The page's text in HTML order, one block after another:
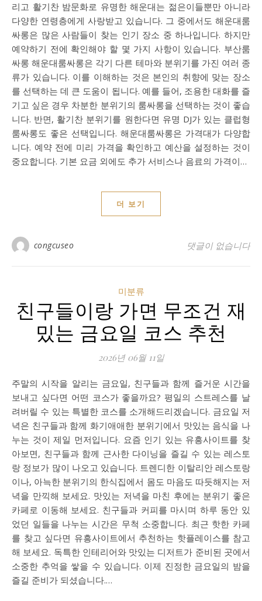
리고 활기찬 밤문화로 유명한 해운대는 젊은이들뿐만 아니라
다양한 연령층에게 사랑받고 있습니다. 그 중에서도 해운대룸
싸롱은 많은 사람들이 찾는 인기 장소 중 하나입니다. 하지만
예약하기 전에 확인해야 할 몇 가지 사항이 있습니다. 부산룸
싸롱 해운대룸싸롱은 각기 다른 테마와 분위기를 가진 여러 종
류가 있습니다. 이를 이해하는 것은 본인의 취향에 맞는 장소
를 선택하는 데 큰 도움이 됩니다. 예를 들어, 조용한 대화를 즐
기고 싶은 경우 차분한 분위기의 룸싸롱을 선택하는 것이 좋습
니다. 반면, 활기찬 분위기를 원한다면 유명 DJ가 있는 클럽형
룸싸롱도 좋은 선택입니다. 해운대룸싸롱은 가격대가 다양합
니다. 예약 전에 미리 가격을 확인하고 예산을 설정하는 것이
중요합니다. 기본 요금 외에도 추가 서비스나 음료의 가격이…
더 보기
congcuseo 댓글이 없습니다
미분류
친구들이랑 가면 무조건 재
밌는 금요일 코스 추천
2026년 06월 11일
주말의 시작을 알리는 금요일, 친구들과 함께 즐거운 시간을
보내고 싶다면 어떤 코스가 좋을까요? 평일의 스트레스를 날
려버릴 수 있는 특별한 코스를 소개해드리겠습니다. 금요일 저
녁은 친구들과 함께 화기애애한 분위기에서 맛있는 음식을 나
누는 것이 제일 먼저입니다. 요즘 인기 있는 유흥사이트를 찾
아보면, 친구들과 함께 근사한 다이닝을 즐길 수 있는 레스토
랑 정보가 많이 나오고 있습니다. 트렌디한 이탈리안 레스토랑
이나, 아늑한 분위기의 한식집에서 몸도 마음도 따듯해지는 저
녁을 만끽해 보세요. 맛있는 저녁을 마친 후에는 분위기 좋은
카페로 이동해 보세요. 친구들과 커피를 마시며 하루 동안 있
었던 일들을 나누는 시간은 무척 소중합니다. 최근 핫한 카페
를 찾고 싶다면 유흥사이트에서 추천하는 핫플레이스를 참고
해 보세요. 독특한 인테리어와 맛있는 디저트가 준비된 곳에서
소중한 추억을 쌓을 수 있습니다. 이제 진정한 금요일의 밤을
즐길 준비가 되셨습니다.…